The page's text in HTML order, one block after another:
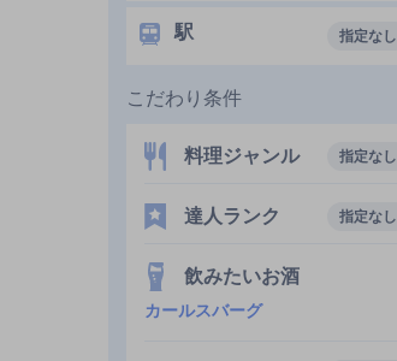
駅 指定なし
こだわり条件
料理ジャンル 指定なし
達人ランク 指定なし
飲みたいお酒
カールスバーグ